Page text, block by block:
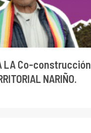
LA Co-construcción
NARIÑO.